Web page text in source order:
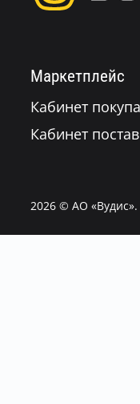
Маркетплейс
Кабинет
Кабинет
2026© АО